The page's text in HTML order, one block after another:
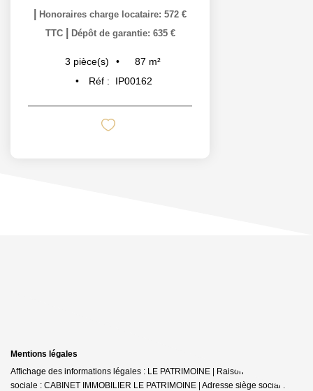
Honoraires charge locataire: 572 €
TTC
Dépôt de garantie: 635 €
3 pièce(s) 87 m²
Réf :
IP00162
Mentions légales
Affichage des informations légales : LE PATRIMOINE | Raison
sociale : CABINET IMMOBILIER LE PATRIMOINE | Adresse siège social : 30